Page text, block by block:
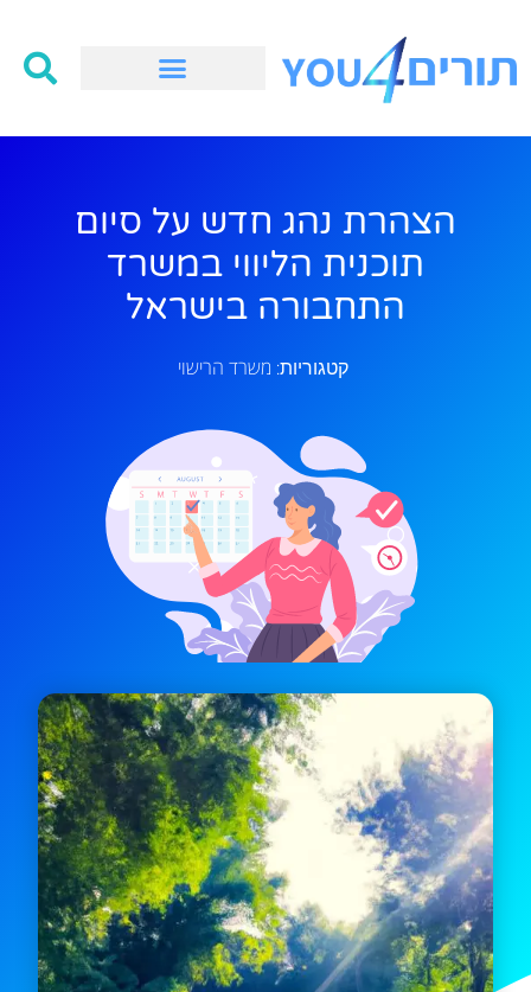
הצהרת נהג חדש על סיום
תוכנית הליווי במשרד
התחבורה בישראל
קטגוריות: משרד הרישוי